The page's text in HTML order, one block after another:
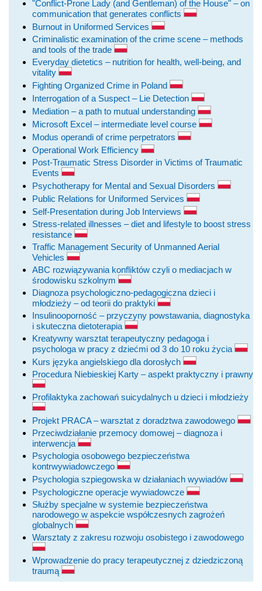
"Conflict-Prone Lady (and Gentleman) of the House" – on
communication that generates conflicts
Burnout in Uniformed Services
Criminalistic examination of the crime scene – methods
and tools of the trade
Everyday dietetics – nutrition for health, well-being, and
vitality
Fighting Organized Crime in Poland
Interrogation of a Suspect – Lie Detection
Mediation – a path to mutual understanding
Microsoft Excel – intermediate level course
Modus operandi of crime perpetrators
Operational Work Efficiency
Post-Traumatic Stress Disorder in Victims of Traumatic
Events
Psychotherapy for Mental and Sexual Disorders
Public Relations for Uniformed Services
Self-Presentation during Job Interviews
Stress-related illnesses – diet and lifestyle to boost stress
resistance
Traffic Management Security of Unmanned Aerial
Vehicles
ABC rozwiązywania konfliktów czyli o mediacjach w
środowisku szkolnym
Diagnoza psychologiczno-pedagogiczna dzieci i
młodzieży – od teorii do praktyki
Insulinooporność – przyczyny powstawania, diagnostyka
i skuteczna dietoterapia
Kreatywny warsztat terapeutyczny pedagoga i
psychologa w pracy z dziećmi od 3 do 10 roku życia
Kurs języka angielskiego dla dorosłych
Procedura Niebieskiej Karty – aspekt praktyczny i prawny
Profilaktyka zachowań suicydalnych u dzieci i młodzieży
Projekt PRACA – warsztat z doradztwa zawodowego
Przeciwdziałanie przemocy domowej – diagnoza i
interwencja
Psychologia osobowego bezpieczeństwa
kontrwywiadowczego
Psychologia szpiegowska w działaniach wywiadów
Psychologiczne operacje wywiadowcze
Służby specjalne w systemie bezpieczeństwa
narodowego w aspekcie współczesnych zagrożeń
globalnych
Warsztaty z zakresu rozwoju osobistego i zawodowego
Wprowadzenie do pracy terapeutycznej z dziedziczoną
traumą